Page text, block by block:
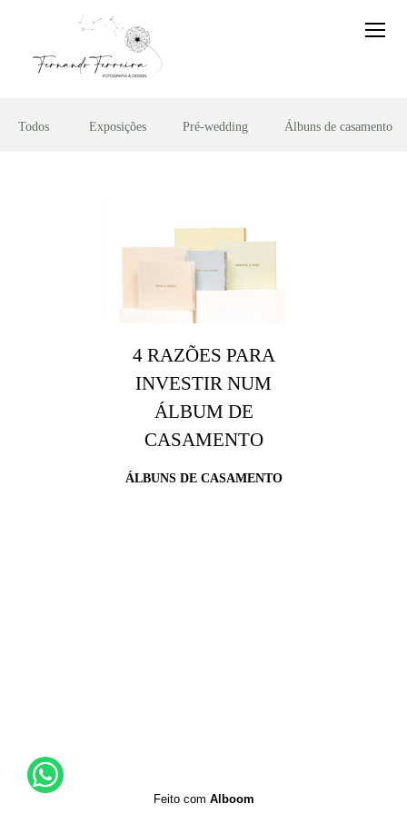
Todos Exposições Pré-wedding Álbuns de casamento
4 RAZÕES PARA
INVESTIR NUM
ÁLBUM DE
CASAMENTO
ÁLBUNS DE CASAMENTO
Feito com Alboom